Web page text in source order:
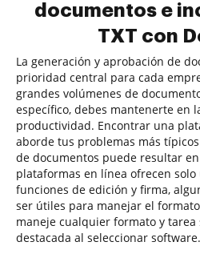
documentos e
TXT con
La generación y aprobación de
prioridad central para cada
grandes volúmenes de
específico, debes mantenerte en
productividad. Encontrar una
aborde tus problemas más
de documentos puede resultar
plataformas en línea ofrecen
funciones de edición y firma,
ser útiles para manejar el
maneje cualquier formato y tarea
destacada al seleccionar software.